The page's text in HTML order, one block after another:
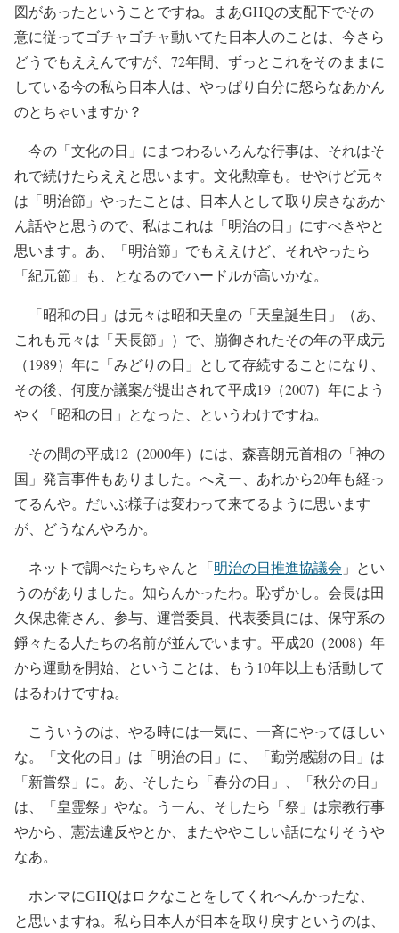
図があったということですね。まあGHQの支配下でその
意に従ってゴチャゴチャ動いてた日本人のことは、今さら
どうでもええんですが、72年間、ずっとこれをそのままに
している今の私ら日本人は、やっぱり自分に怒らなあかん
のとちゃいますか？
今の「文化の日」にまつわるいろんな行事は、それはそ
れで続けたらええと思います。文化勲章も。せやけど元々
は「明治節」やったことは、日本人として取り戻さなあか
ん話やと思うので、私はこれは「明治の日」にすべきやと
思います。あ、「明治節」でもええけど、それやったら
「紀元節」も、となるのでハードルが高いかな。
「昭和の日」は元々は昭和天皇の「天皇誕生日」（あ、
これも元々は「天長節」）で、崩御されたその年の平成元
（1989）年に「みどりの日」として存続することになり、
その後、何度か議案が提出されて平成19（2007）年によう
やく「昭和の日」となった、というわけですね。
その間の平成12（2000年）には、森喜朗元首相の「神の
国」発言事件もありました。へえー、あれから20年も経っ
てるんや。だいぶ様子は変わって来てるように思います
が、どうなんやろか。
ネットで調べたらちゃんと「明治の日推進協議会 」とい
うのがありました。知らんかったわ。恥ずかし。会長は田
久保忠衛さん、参与、運営委員、代表委員には、保守系の
錚々たる人たちの名前が並んでいます。平成20（2008）年
から運動を開始、ということは、もう10年以上も活動して
はるわけですね。
こういうのは、やる時には一気に、一斉にやってほしい
な。「文化の日」は「明治の日」に、「勤労感謝の日」は
「新嘗祭」に。あ、そしたら「春分の日」、「秋分の日」
は、「皇霊祭」やな。うーん、そしたら「祭」は宗教行事
やから、憲法違反やとか、またややこしい話になりそうや
なあ。
ホンマにGHQはロクなことをしてくれへんかったな、
と思いますね。私ら日本人が日本を取り戻すというのは、